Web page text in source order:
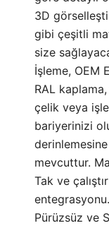
3D
gibi çeşitli
size
İşleme, OEM
RAL
çelik veya
bariyerinizi
mevcuttur.
Tak ve
Pürüzsüz ve